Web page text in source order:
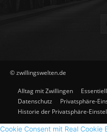
© zwillingswelten.de
Alltag mit Zwillingen Essentiell
Datenschutz
Privatsphäre-
Historie der Privatsphäre-
Cookie Consent mit Real Cookie